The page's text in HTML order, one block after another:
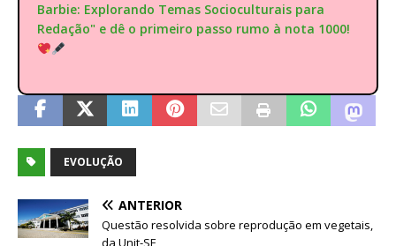
Barbie: Explorando Temas Socioculturais para
Redação" e dê o primeiro passo rumo à nota 1000!
EVOLUÇÃO
ANTERIOR
Questão resolvida sobre reprodução em vegetais,
da Unit-SE